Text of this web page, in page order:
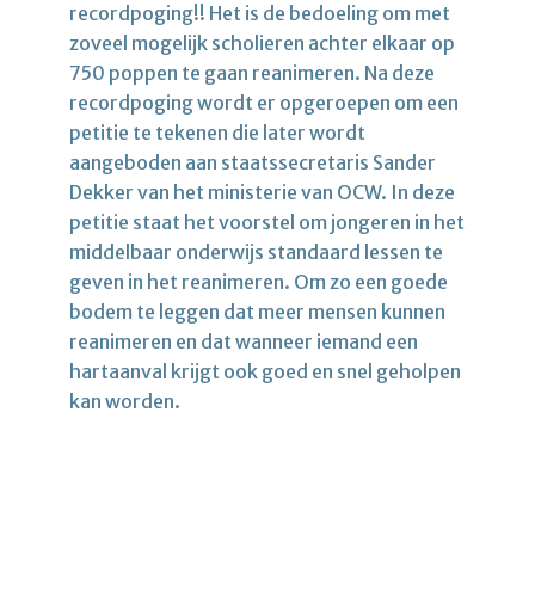
recordpoging!! Het is de bedoeling om met
zoveel mogelijk scholieren achter elkaar op
750 poppen te gaan reanimeren. Na deze
recordpoging wordt er opgeroepen om een
petitie te tekenen die later wordt
aangeboden aan staatssecretaris Sander
Dekker van het ministerie van OCW. In deze
petitie staat het voorstel om jongeren in het
middelbaar onderwijs standaard lessen te
geven in het reanimeren. Om zo een goede
bodem te leggen dat meer mensen kunnen
reanimeren en dat wanneer iemand een
hartaanval krijgt ook goed en snel geholpen
kan worden.